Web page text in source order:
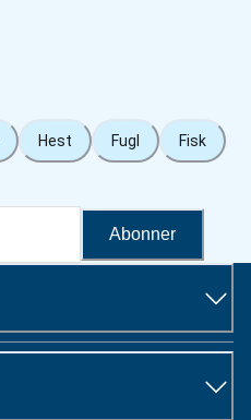
Hest Fugl Fisk
Abonner